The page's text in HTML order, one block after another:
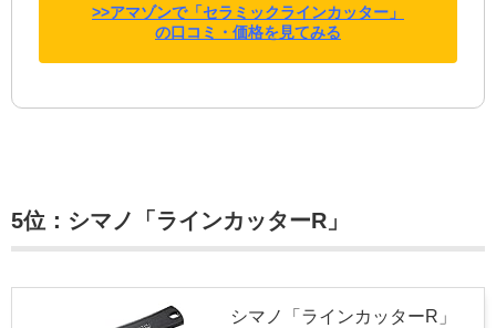
>>アマゾンで「セラミックラインカッター」
の口コミ・価格を見てみる
5位：シマノ「ラインカッターR」
シマノ「ラインカッターR」